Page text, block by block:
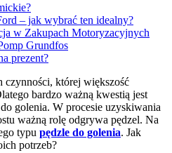
– jak wybrać ten idealny?
w Zakupach Motoryzacyjnych
Grundfos
prezent?
czynności, której większość
bardzo ważną kwestią jest
golenia. W procesie uzyskiwania
ważną rolę odgrywa pędzel. Na
typu pędzle do golenia. Jak
potrzeb?